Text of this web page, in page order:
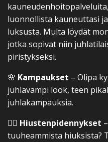
luonnollista kauneuttasi
luksusta. Multa löydät
jotka sopivat niin
piristykseksi.
🌸 Kampaukset – Olipa
juhlavampi look, teen
juhlakampauksia.
💇‍♀️ Hiustenpidennykset
tuuheammista hiuksista?